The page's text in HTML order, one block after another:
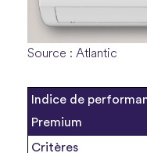
Source : Atlantic
Indice de
Premium
Critères